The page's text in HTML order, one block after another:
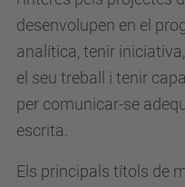
desenvolupen en el
analítica, tenir
el seu treball i tenir
per comunicar-se
escrita.
Els principals títols de